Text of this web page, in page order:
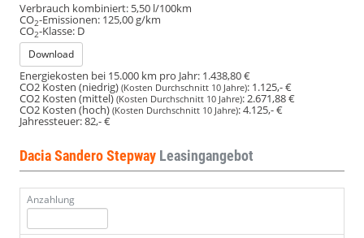
Verbrauch kombiniert: 5,50 l/100km
CO2-Emissionen: 125,00 g/km
CO2-Klasse: D
Download
Energiekosten bei 15.000 km pro Jahr: 1.438,80 €
CO2 Kosten (niedrig) (Kosten Durchschnitt 10 Jahre): 1.125,- €
CO2 Kosten (mittel)(Kosten Durchschnitt 10 Jahre):2.671,88 €
CO2 Kosten (hoch) (Kosten Durchschnitt 10 Jahre):4.125,- €
Jahressteuer:82,- €
Dacia Sandero Stepway Leasingangebot
Anzahlung